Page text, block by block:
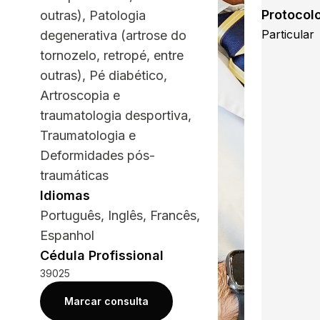
outras), Patologia
degenerativa (artrose do
tornozelo, retropé, entre
outras), Pé diabético,
Artroscopia e
traumatologia desportiva,
Traumatologia e
Deformidades pós-
traumáticas
Idiomas
Português, Inglês, Francês,
Espanhol
Cédula Profissional
39025
Marcar consulta
Particular